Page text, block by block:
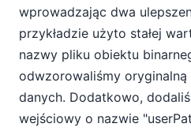
wprowadzając dwa
przykładzie użyto stałej
nazwy pliku obiektu
odwzorowaliśmy
danych. Dodatkowo,
wejściowy o nazwie